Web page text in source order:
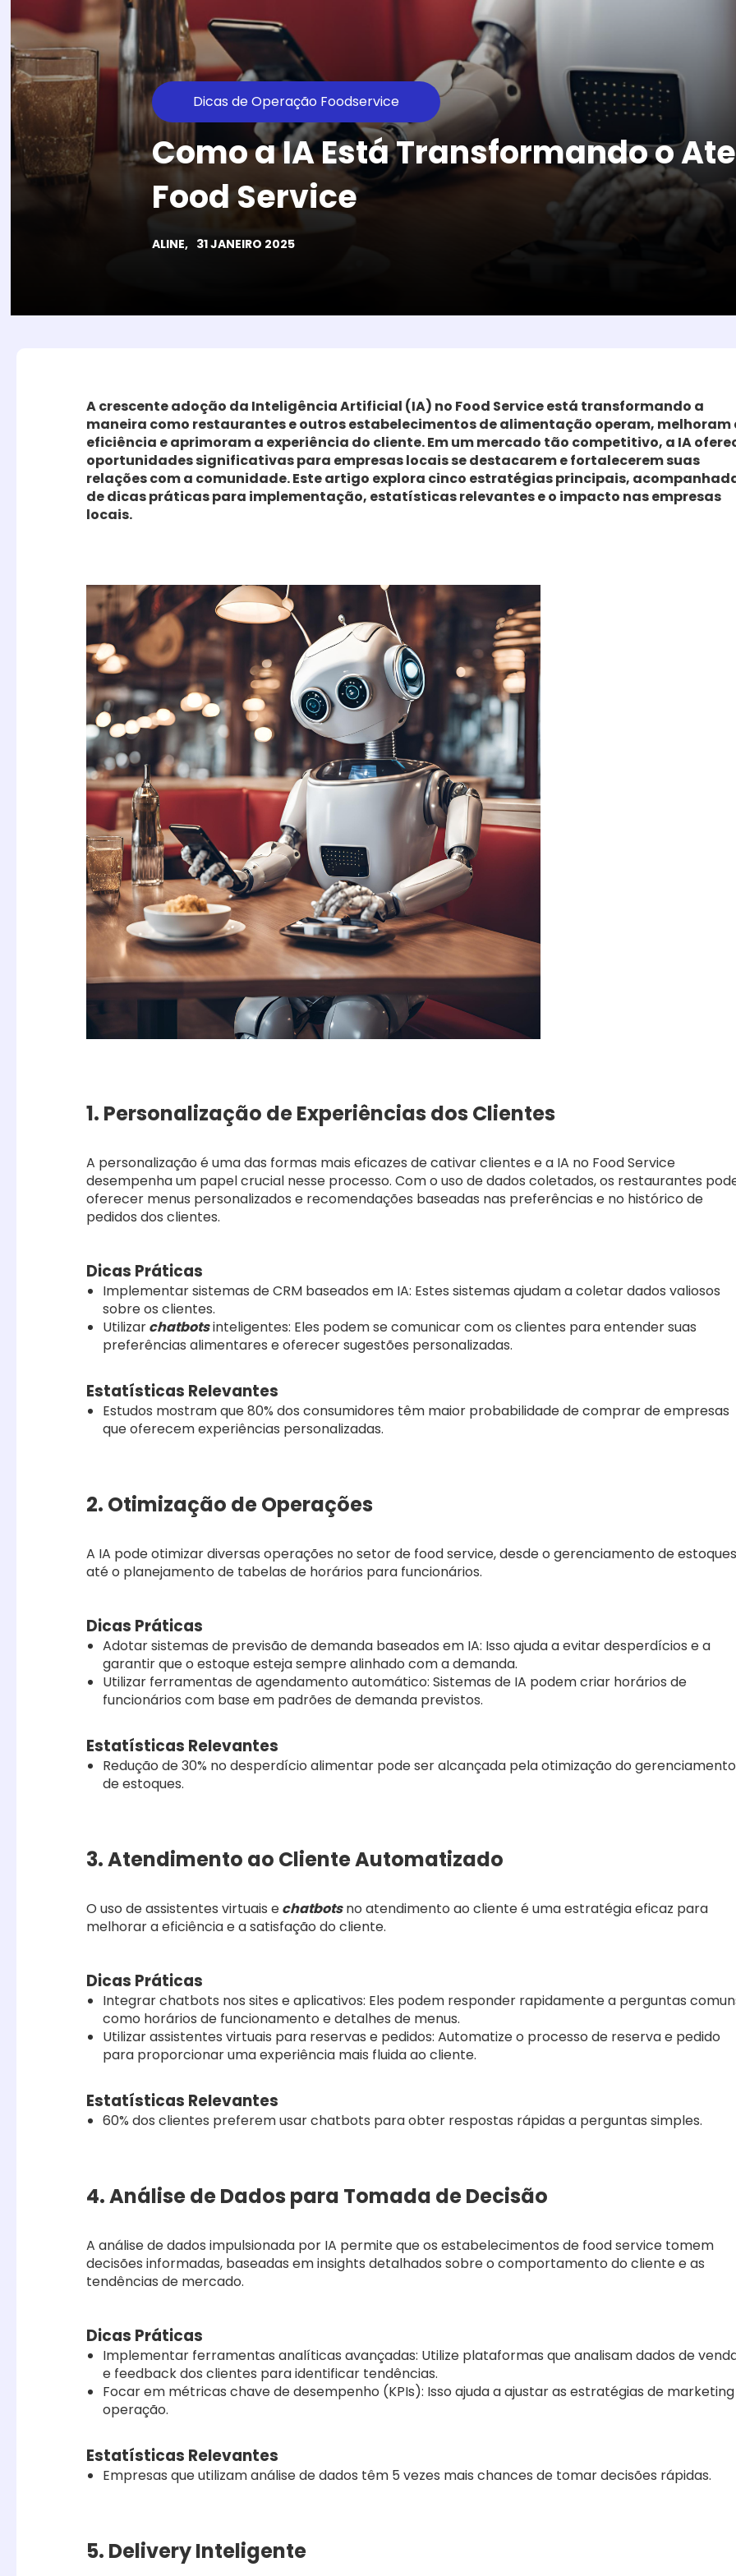
Dicas de Operação Foodservice
Como a IA Está Transformando o
Food Service
ALINE, 31 JANEIRO 2025
A crescente adoção da Inteligência Artificial (IA) no Food Service está transformando a
maneira como restaurantes e outros estabelecimentos de alimentação operam, melhoram
eficiência e aprimoram a experiência do cliente. Em um mercado tão competitivo, a IA
oportunidades significativas para empresas locais se destacarem e fortalecerem suas
relações com a comunidade. Este artigo explora cinco estratégias principais,
de dicas práticas para implementação, estatísticas relevantes e o impacto nas empresas
locais.
1. Personalização de Experiências dos Clientes
A personalização é uma das formas mais eficazes de cativar clientes e a IA no Food Service
desempenha um papel crucial nesse processo. Com o uso de dados coletados, os restaurantes
oferecer menus personalizados e recomendações baseadas nas preferências e no histórico de
pedidos dos clientes.
Dicas Práticas
Implementar sistemas de CRM baseados em IA: Estes sistemas ajudam a coletar dados valiosos
sobre os clientes.
Utilizarchatbotsinteligentes: Eles podem se comunicar com os clientes para entender suas
preferências alimentares e oferecer sugestões personalizadas.
Estatísticas Relevantes
Estudos mostram que 80% dos consumidores têm maior probabilidade de comprar de empresas
que oferecem experiências personalizadas.
2. Otimização de Operações
A IA pode otimizar diversas operações no setor de food service, desde o gerenciamento de estoques
até o planejamento de tabelas de horários para funcionários.
Dicas Práticas
Adotar sistemas de previsão de demanda baseados em IA: Isso ajuda a evitar desperdícios e a
garantir que o estoque esteja sempre alinhado com a demanda.
Utilizar ferramentas de agendamento automático: Sistemas de IA podem criar horários de
funcionários com base em padrões de demanda previstos.
Estatísticas Relevantes
Redução de 30% no desperdício alimentar pode ser alcançada pela otimização do gerenciamento
de estoques.
3. Atendimento ao Cliente Automatizado
O uso de assistentes virtuais echatbotsno atendimento ao cliente é uma estratégia eficaz para
melhorar a eficiência e a satisfação do cliente.
Dicas Práticas
Integrar chatbots nos sites e aplicativos: Eles podem responder rapidamente a perguntas
como horários de funcionamento e detalhes de menus.
Utilizar assistentes virtuais para reservas e pedidos: Automatize o processo de reserva e pedido
para proporcionar uma experiência mais fluida ao cliente.
Estatísticas Relevantes
60% dos clientes preferem usar chatbots para obter respostas rápidas a perguntas simples.
4. Análise de Dados para Tomada de Decisão
A análise de dados impulsionada por IA permite que os estabelecimentos de food service tomem
decisões informadas, baseadas em insights detalhados sobre o comportamento do cliente e as
tendências de mercado.
Dicas Práticas
Implementar ferramentas analíticas avançadas: Utilize plataformas que analisam dados de
e feedback dos clientes para identificar tendências.
Focar em métricas chave de desempenho (KPIs): Isso ajuda a ajustar as estratégias de
operação.
Estatísticas Relevantes
Empresas que utilizam análise de dados têm 5 vezes mais chances de tomar decisões rápidas.
5. Delivery Inteligente